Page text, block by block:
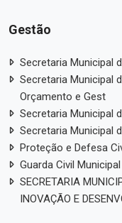
Gestão
Secretaria Municipal
Secretaria Municipal
Orçamento e Gest
Secretaria Municipal
Secretaria Municipal
Proteção e Defesa
Guarda Civil Municipal
SECRETARIA
INOVAÇÃO E